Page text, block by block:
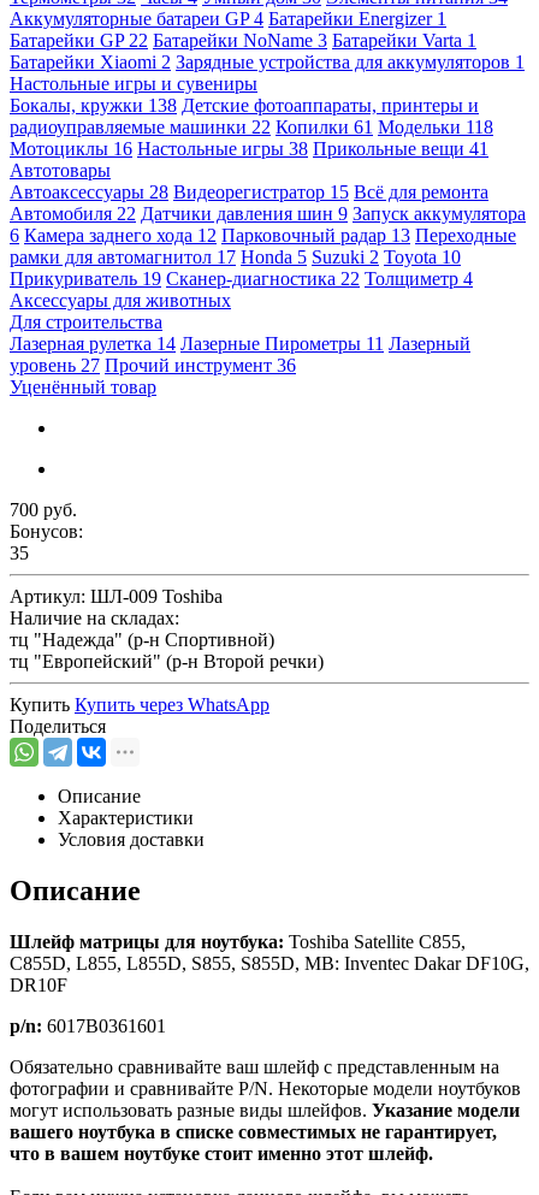
Аккумуляторные батареи GP4 Батарейки Energizer 1
Батарейки GP 22 Батарейки NoName 3 Батарейки Varta 1
Батарейки Xiaomi 2 Зарядные устройства для аккумуляторов 1
Настольные игры и сувениры
Бокалы, кружки 138 Детские фотоаппараты, принтеры и
радиоуправляемые машинки 22 Копилки 61 Модельки 118
Мотоциклы 16 Настольные игры 38 Прикольные вещи 41
Автотовары
Автоаксессуары 28 Видеорегистратор 15 Всё для ремонта
Автомобиля 22 Датчики давления шин 9 Запуск аккумулятора
6 Камера заднего хода 12 Парковочный радар 13 Переходные
рамки для автомагнитол 17 Honda 5 Suzuki 2 Toyota 10
Прикуриватель 19 Сканер-диагностика 22 Толщиметр 4
Аксессуары для животных
Для строительства
Лазерная рулетка 14 Лазерные Пирометры 11 Лазерный
уровень 27 Прочий инструмент 36
Уценённый товар
700 руб.
Бонусов:
35
Артикул: ШЛ-009 Toshiba
Наличие на складах:
тц "Надежда" (р-н Спортивной)
тц "Европейский" (р-н Второй речки)
Купить Купить через WhatsApp
Поделиться
Описание
Характеристики
Условия доставки
Описание
Шлейф матрицы для ноутбука: Toshiba Satellite C855,
C855D, L855, L855D, S855, S855D, MB: Inventec Dakar DF10G,
DR10F
p/n: 6017B0361601
Обязательно сравнивайте ваш шлейф с представленным на
фотографии и сравнивайте P/N. Некоторые модели ноутбуков
могут использовать разные виды шлейфов. Указание модели
вашего ноутбука в списке совместимых не гарантирует,
что в вашем ноутбуке стоит именно этот шлейф.